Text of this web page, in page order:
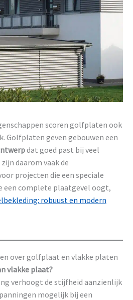
scoren golfplaten ook
Golfplaten geven gebouwen een
dat goed past bij veel
daarom vaak de
projecten die een speciale
een complete plaatgevel oogt,
robuust en modern
over golfplaat en vlakke platen
vlakke plaat?
verhoogt de stijfheid aanzienlijk
mogelijk bij een